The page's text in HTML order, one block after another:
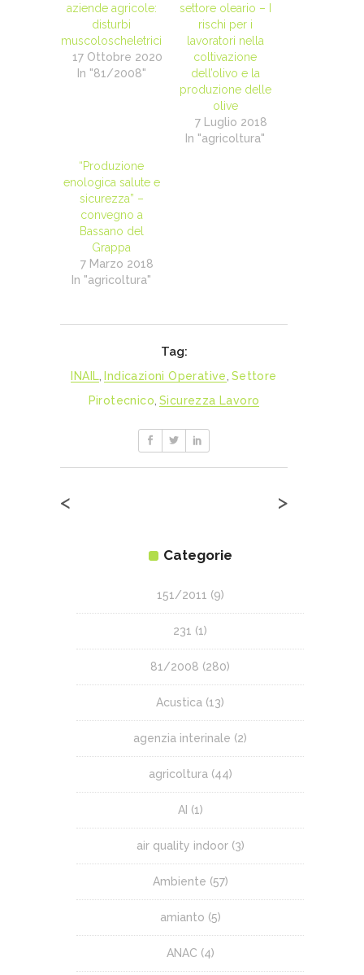
aziende agricole:
disturbi
muscoloscheletrici
17 Ottobre 2020
In "81/2008"
settore oleario – I
rischi per i
lavoratori nella
coltivazione
dell’olivo e la
produzione delle
olive
7 Luglio 2018
In "agricoltura"
“Produzione
enologica salute e
sicurezza” –
convegno a
Bassano del
Grappa
7 Marzo 2018
In "agricoltura"
Tag:
INAIL, Indicazioni Operative, Settore
Pirotecnico, Sicurezza Lavoro
< >
Categorie
151/2011 (9)
231 (1)
81/2008 (280)
Acustica (13)
agenzia interinale (2)
agricoltura(44)
AI (1)
air quality indoor(3)
Ambiente (57)
amianto (5)
ANAC (4)